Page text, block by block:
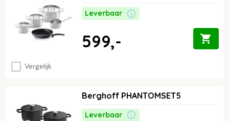
Vergelijk
Leverbaar
599,-
Berghoff PHANTOMSET5
Leverbaar